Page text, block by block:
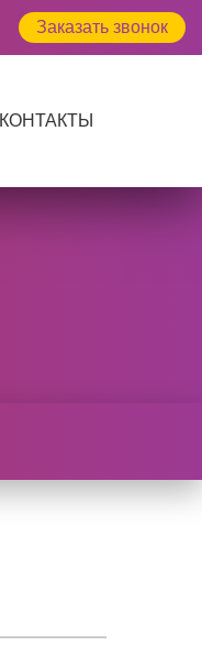
Заказать звонок
КОНТАКТЫ